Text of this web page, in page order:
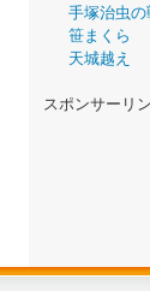
手塚治虫の
笹まくら
天城越え
スポンサーリ